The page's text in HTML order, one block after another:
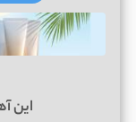
این